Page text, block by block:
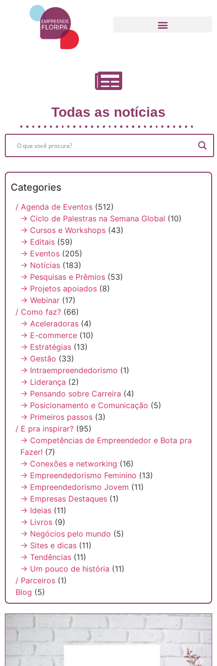
Todas as notícias
Categories
/ Agenda de Eventos (512)
→ Ciclo de Palestras na Semana Global (10)
→ Cursos e Workshops (43)
→ Editais (59)
→ Eventos (205)
→ Notícias (183)
→ Pesquisas e Prêmios (53)
→ Projetos apoiados (8)
→ Webinar (17)
/ Como faz? (66)
→ Aceleradoras (4)
→ E-commerce (10)
→ Estratégias (13)
→ Gestão (33)
→ Intraempreendedorismo (1)
→ Liderança (2)
→ Pensando sobre Carreira (4)
→ Posicionamento e Comunicação (5)
→ Primeiros passos (3)
/ E pra inspirar? (95)
→ Competências de Empreendedor e Bota pra
Fazer! (7)
→ Conexões e networking (16)
→ Empreendedorismo Feminino (13)
→ Empreendedorismo Jovem (11)
→ Empresas Destaques (1)
→ Ideias (11)
→ Livros (9)
→ Negócios pelo mundo (5)
→ Sites e dicas (11)
→ Tendências (11)
→ Um pouco de história (11)
/ Parceiros (1)
Blog (5)